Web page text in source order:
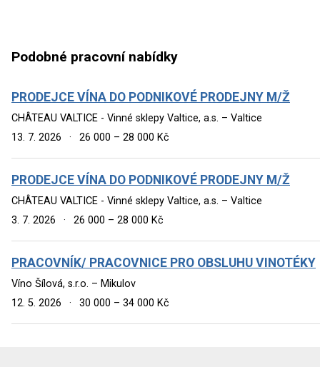
Podobné pracovní nabídky
PRODEJCE VÍNA DO PODNIKOVÉ PRODEJNY M/Ž
CHÂTEAU VALTICE - Vinné sklepy Valtice, a.s. – Valtice
13. 7. 2026
· 26 000 – 28 000 Kč
PRODEJCE VÍNA DO PODNIKOVÉ PRODEJNY M/Ž
CHÂTEAU VALTICE - Vinné sklepy Valtice, a.s. – Valtice
3. 7. 2026
· 26 000 – 28 000 Kč
PRACOVNÍK/ PRACOVNICE PRO OBSLUHU VINOTÉKY
Víno Šílová, s.r.o. – Mikulov
12. 5. 2026
· 30 000 – 34 000 Kč